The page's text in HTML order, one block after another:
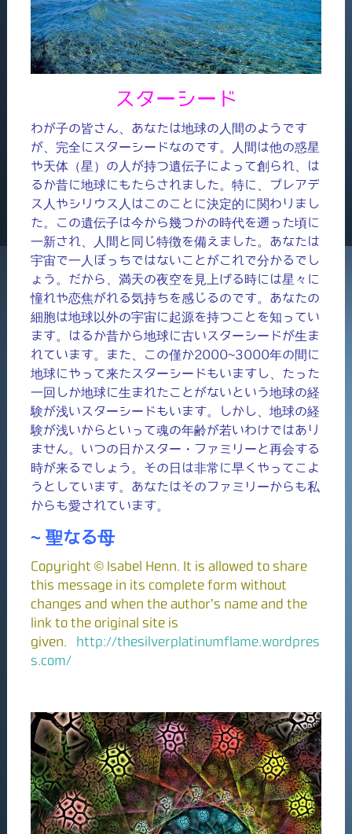
スターシード
わが子の皆さん、あなたは地球の人間のようです
が、完全にスターシードなのです。人間は他の惑星
や天体（星）の人が持つ遺伝子によって創られ、は
るか昔に地球にもたらされました。特に、プレアデ
ス人やシリウス人はこのことに決定的に関わりまし
た。この遺伝子は今から幾つかの時代を遡った頃に
一新され、人間と同じ特徴を備えました。あなたは
宇宙で一人ぼっちではないことがこれで分かるでし
ょう。だから、満天の夜空を見上げる時には星々に
憧れや恋焦がれる気持ちを感じるのです。あなたの
細胞は地球以外の宇宙に起源を持つことを知ってい
ます。はるか昔から地球に古いスターシードが生ま
れています。また、この僅か2000~3000年の間に
地球にやって来たスターシードもいますし、たった
一回しか地球に生まれたことがないという地球の経
験が浅いスターシードもいます。しかし、地球の経
験が浅いからといって魂の年齢が若いわけではあり
ません。いつの日かスター・ファミリーと再会する
時が来るでしょう。その日は非常に早くやってこよ
うとしています。あなたはそのファミリーからも私
からも愛されています。
~ 聖なる母
Copyright © Isabel Henn. It is allowed to share
this message in its complete form without
changes and when the author’s name and the
link to the original site is
given.
http://thesilverplatinumflame.wordpres
s.com/